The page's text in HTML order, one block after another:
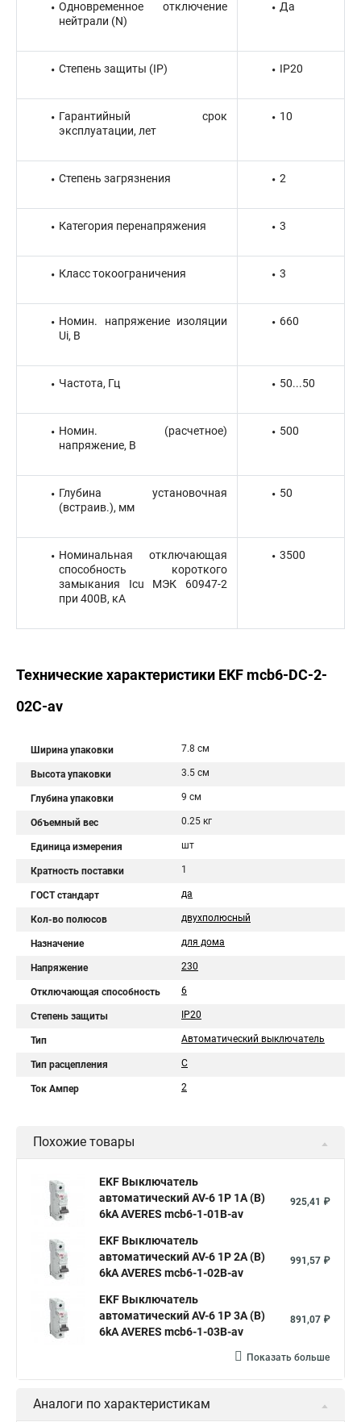
Одновременное отключение
нейтрали (N)
Да
Степень защиты (IP) IP20
Гарантийный срок
эксплуатации, лет
10
Степень загрязнения 2
Категория перенапряжения 3
Класс токоограничения 3
Номин. напряжение изоляции
Ui, В
660
Частота, Гц 50...50
Номин. (расчетное)
напряжение, В
500
Глубина установочная
(встраив.), мм
50
Номинальная отключающая
способность короткого
замыкания Icu МЭК 60947-2
при 400В, кА
3500
Технические характеристики EKF mcb6-DC-2-
02C-av
Ширина упаковки 7.8 см
Высота упаковки 3.5 см
Глубина упаковки 9 см
Объемный вес 0.25 кг
Единица измерения шт
Кратность поставки 1
ГОСТ стандарт да
Кол-во полюсов двухполюсный
Назначение для дома
Напряжение 230
Отключающая способность 6
Степень защиты IP20
Тип Автоматический выключатель
Тип расцепления C
Ток Ампер 2
Похожие товары
EKF Выключатель
автоматический AV-6 1P 1A (B)
6kA AVERES mcb6-1-01B-av
925,41 ₽
EKF Выключатель
автоматический AV-6 1P 2A (B)
6kA AVERES mcb6-1-02B-av
991,57 ₽
EKF Выключатель
автоматический AV-6 1P 3A (B)
6kA AVERES mcb6-1-03B-av
891,07 ₽
Показать больше
Аналоги по характеристикам